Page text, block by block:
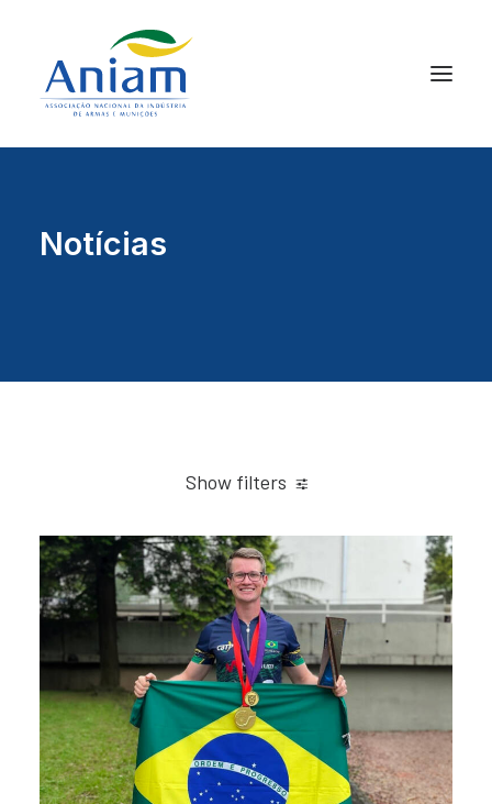
Notícias
Show filters